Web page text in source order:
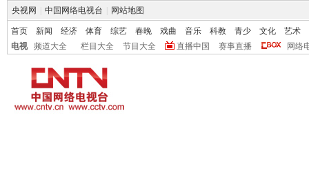
央视网 中国网络电视台 网站地图
首页 新闻 经济 体育 综艺 春晚 戏曲 音乐 科教 青少 文化
艺术
电视
频道大全 栏目大全 节目大全 直播中国 赛事直播 网络